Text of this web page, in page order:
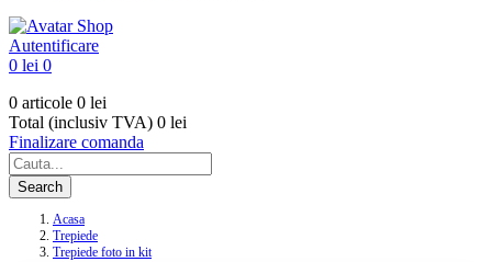
Autentificare
0 lei 0
0 articole 0 lei
Total (inclusiv TVA) 0 lei
Finalizare comanda
Search
Acasa
Trepiede
Trepiede foto in kit